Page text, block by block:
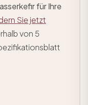
für Ihre
Sie jetzt
von 5